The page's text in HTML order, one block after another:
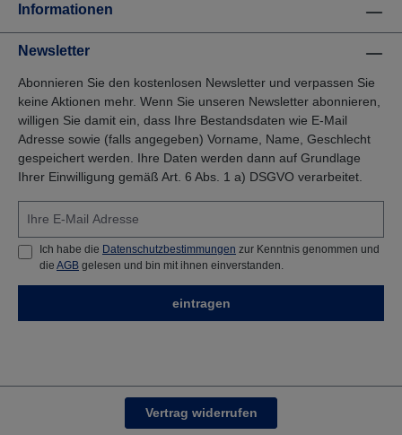
Informationen
Newsletter
Abonnieren Sie den kostenlosen Newsletter und verpassen Sie
keine Aktionen mehr. Wenn Sie unseren Newsletter abonnieren,
willigen Sie damit ein, dass Ihre Bestandsdaten wie E-Mail
Adresse sowie (falls angegeben) Vorname, Name, Geschlecht
gespeichert werden. Ihre Daten werden dann auf Grundlage
Ihrer Einwilligung gemäß Art. 6 Abs. 1 a) DSGVO verarbeitet.
Ich habe die Datenschutzbestimmungen zur Kenntnis genommen und
die AGB gelesen und bin mit ihnen einverstanden.
eintragen
Vertrag widerrufen